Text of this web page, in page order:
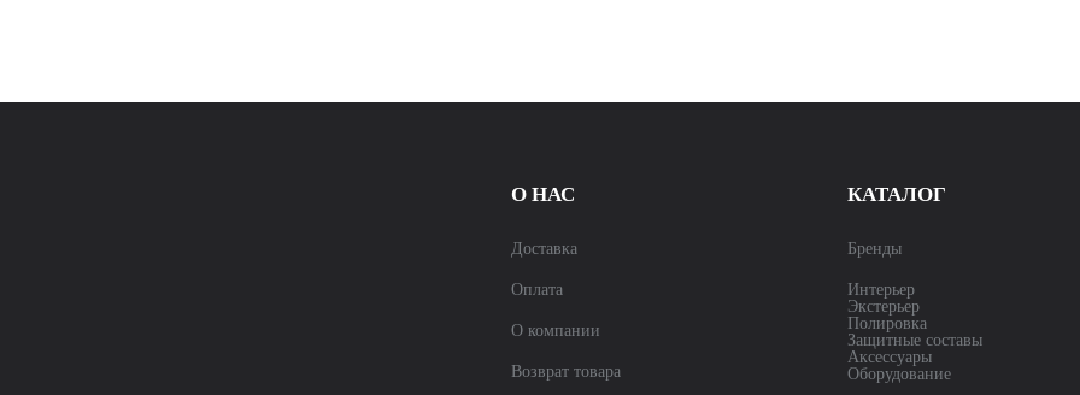
О НАС
Доставка
Оплата
О компании
Возврат товара
КАТАЛОГ
Бренды
Интерьер
Экстерьер
Полировка
Защитные составы
Аксессуары
Оборудование